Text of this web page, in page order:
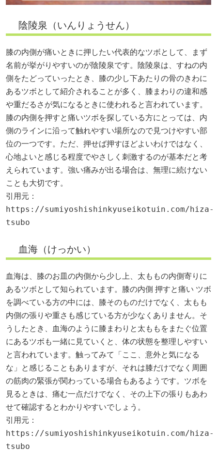
陰陵泉（いんりょうせん）
膝の内側が痛いときに押したい代表的なツボとして、まず
名前が挙がりやすいのが陰陵泉です。陰陵泉は、すねの内
側をたどっていったとき、膝の少し下あたりの骨のきわに
あるツボとして紹介されることが多く、膝まわりの違和感
や重だるさが気になるときに使われると言われています。
膝の内側を押すと痛いツボを探している方にとっては、内
側のラインに沿って触れやすい場所なので見つけやすい部
位の一つです。ただ、押せば押すほどよいわけではなく、
心地よいと感じる程度でやさしく刺激するのが基本だと考
えられています。強い痛みが出る場合は、無理に続けない
ことも大切です。
引用元：
https://sumiyoshishinkyuseikotuin.com/hiza-
tsubo
血海（けっかい）
血海は、膝のお皿の内側から少し上、太ももの内側寄りに
あるツボとして知られています。膝の内側 押すと痛い ツボ
を調べている方の中には、膝そのものだけでなく、太もも
内側の張りや重さも感じている方が少なくありません。そ
うしたとき、血海のように膝まわりと太ももをまたぐ位置
にあるツボも一緒に見ていくと、体の状態を整理しやすい
と言われています。触ってみて「ここ、意外と気になる
な」と感じることもありますが、それは膝だけでなく周囲
の筋肉の緊張が関わっている場合もあるようです。ツボを
見るときは、痛む一点だけでなく、その上下の張りもあわ
せて確認するとわかりやすいでしょう。
引用元：
https://sumiyoshishinkyuseikotuin.com/hiza-
tsubo